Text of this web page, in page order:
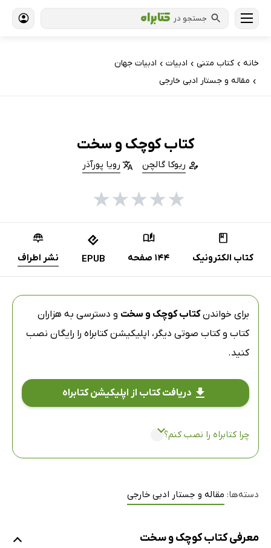
جستجو در
خانه › کتاب‌ متنی › ادبیات › ادبیات جهان
› مقاله و جستار ادبی خارجی
کتاب کوچک و سخت
ریوکا گالچن رویا پورآذر
★
★
★
★
★
کتاب الکترونیک 144 صفحه EPUB نشر اطراف
برای خواندنکتاب کوچک و سخت و دسترسی به هزاران
کتاب و کتاب صوتی دیگر، اپلیکیشن کتابراه را رایگان نصب
کنید.
دریافت کتاب از اپلیکیشن کتابراه
چرا کتابراه را نصب کنم؟
دسته‌ها: مقاله و جستار ادبی خارجی
معرفی کتاب کوچک و سخت